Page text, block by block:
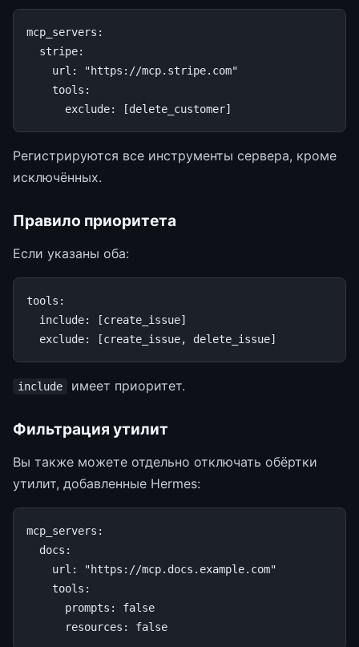
mcp_servers :
stripe:
url :
"https://mcp.stripe.com"
tools :
exclude: [delete_customer]
Регистрируются все инструменты сервера, кроме
исключённых.
Правило приоритета
Если указаны оба:
tools :
include: [create_issue]
exclude: [create_issue, delete_issue]
include имеет приоритет.
Фильтрация утилит
Вы также можете отдельно отключать обёртки
утилит, добавленные Hermes:
mcp_servers :
docs :
url :
"https://mcp.docs.example.com"
tools :
prompts :
false
resources : false